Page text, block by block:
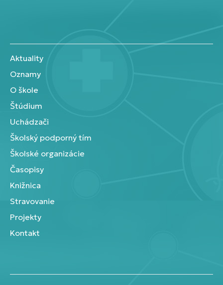
Aktuality
Oznamy
O škole
Štúdium
Uchádzači
Školský podporný tím
Školské organizácie
Časopisy
Knižnica
Stravovanie
Projekty
Kontakt